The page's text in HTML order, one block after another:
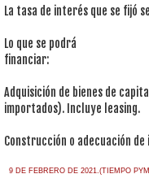
La tasa de interés que se fijó
Lo que se podrá
financiar:
Adquisición de bienes de
importados). Incluye leasing.
Construcción o adecuación
9 DE FEBRERO DE 2021.(TIEMPO